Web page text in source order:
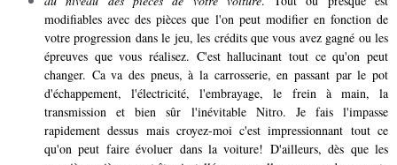
modifiables avec des pièces que l'on peut modifier en fonction de
votre progression dans le jeu, les crédits que vous avez gagné ou les
épreuves que vous réalisez. C'est hallucinant tout ce qu'on peut
changer. Ca va des pneus, à la carrosserie, en passant par le pot
d'échappement, l'électricité, l'embrayage, le frein à main, la
transmission et bien sûr l'inévitable Nitro. Je fais l'impasse
rapidement dessus mais croyez-moi c'est impressionnant tout ce
qu'on peut faire évoluer dans la voiture! D'ailleurs, dès que les